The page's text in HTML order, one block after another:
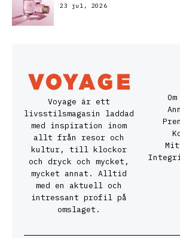
23 jul, 2026
Voyage är ett
livsstilsmagasin laddad
med inspiration inom
allt från resor och
kultur, till klockor
och dryck och mycket,
mycket annat. Alltid
med en aktuell och
intressant profil på
omslaget.